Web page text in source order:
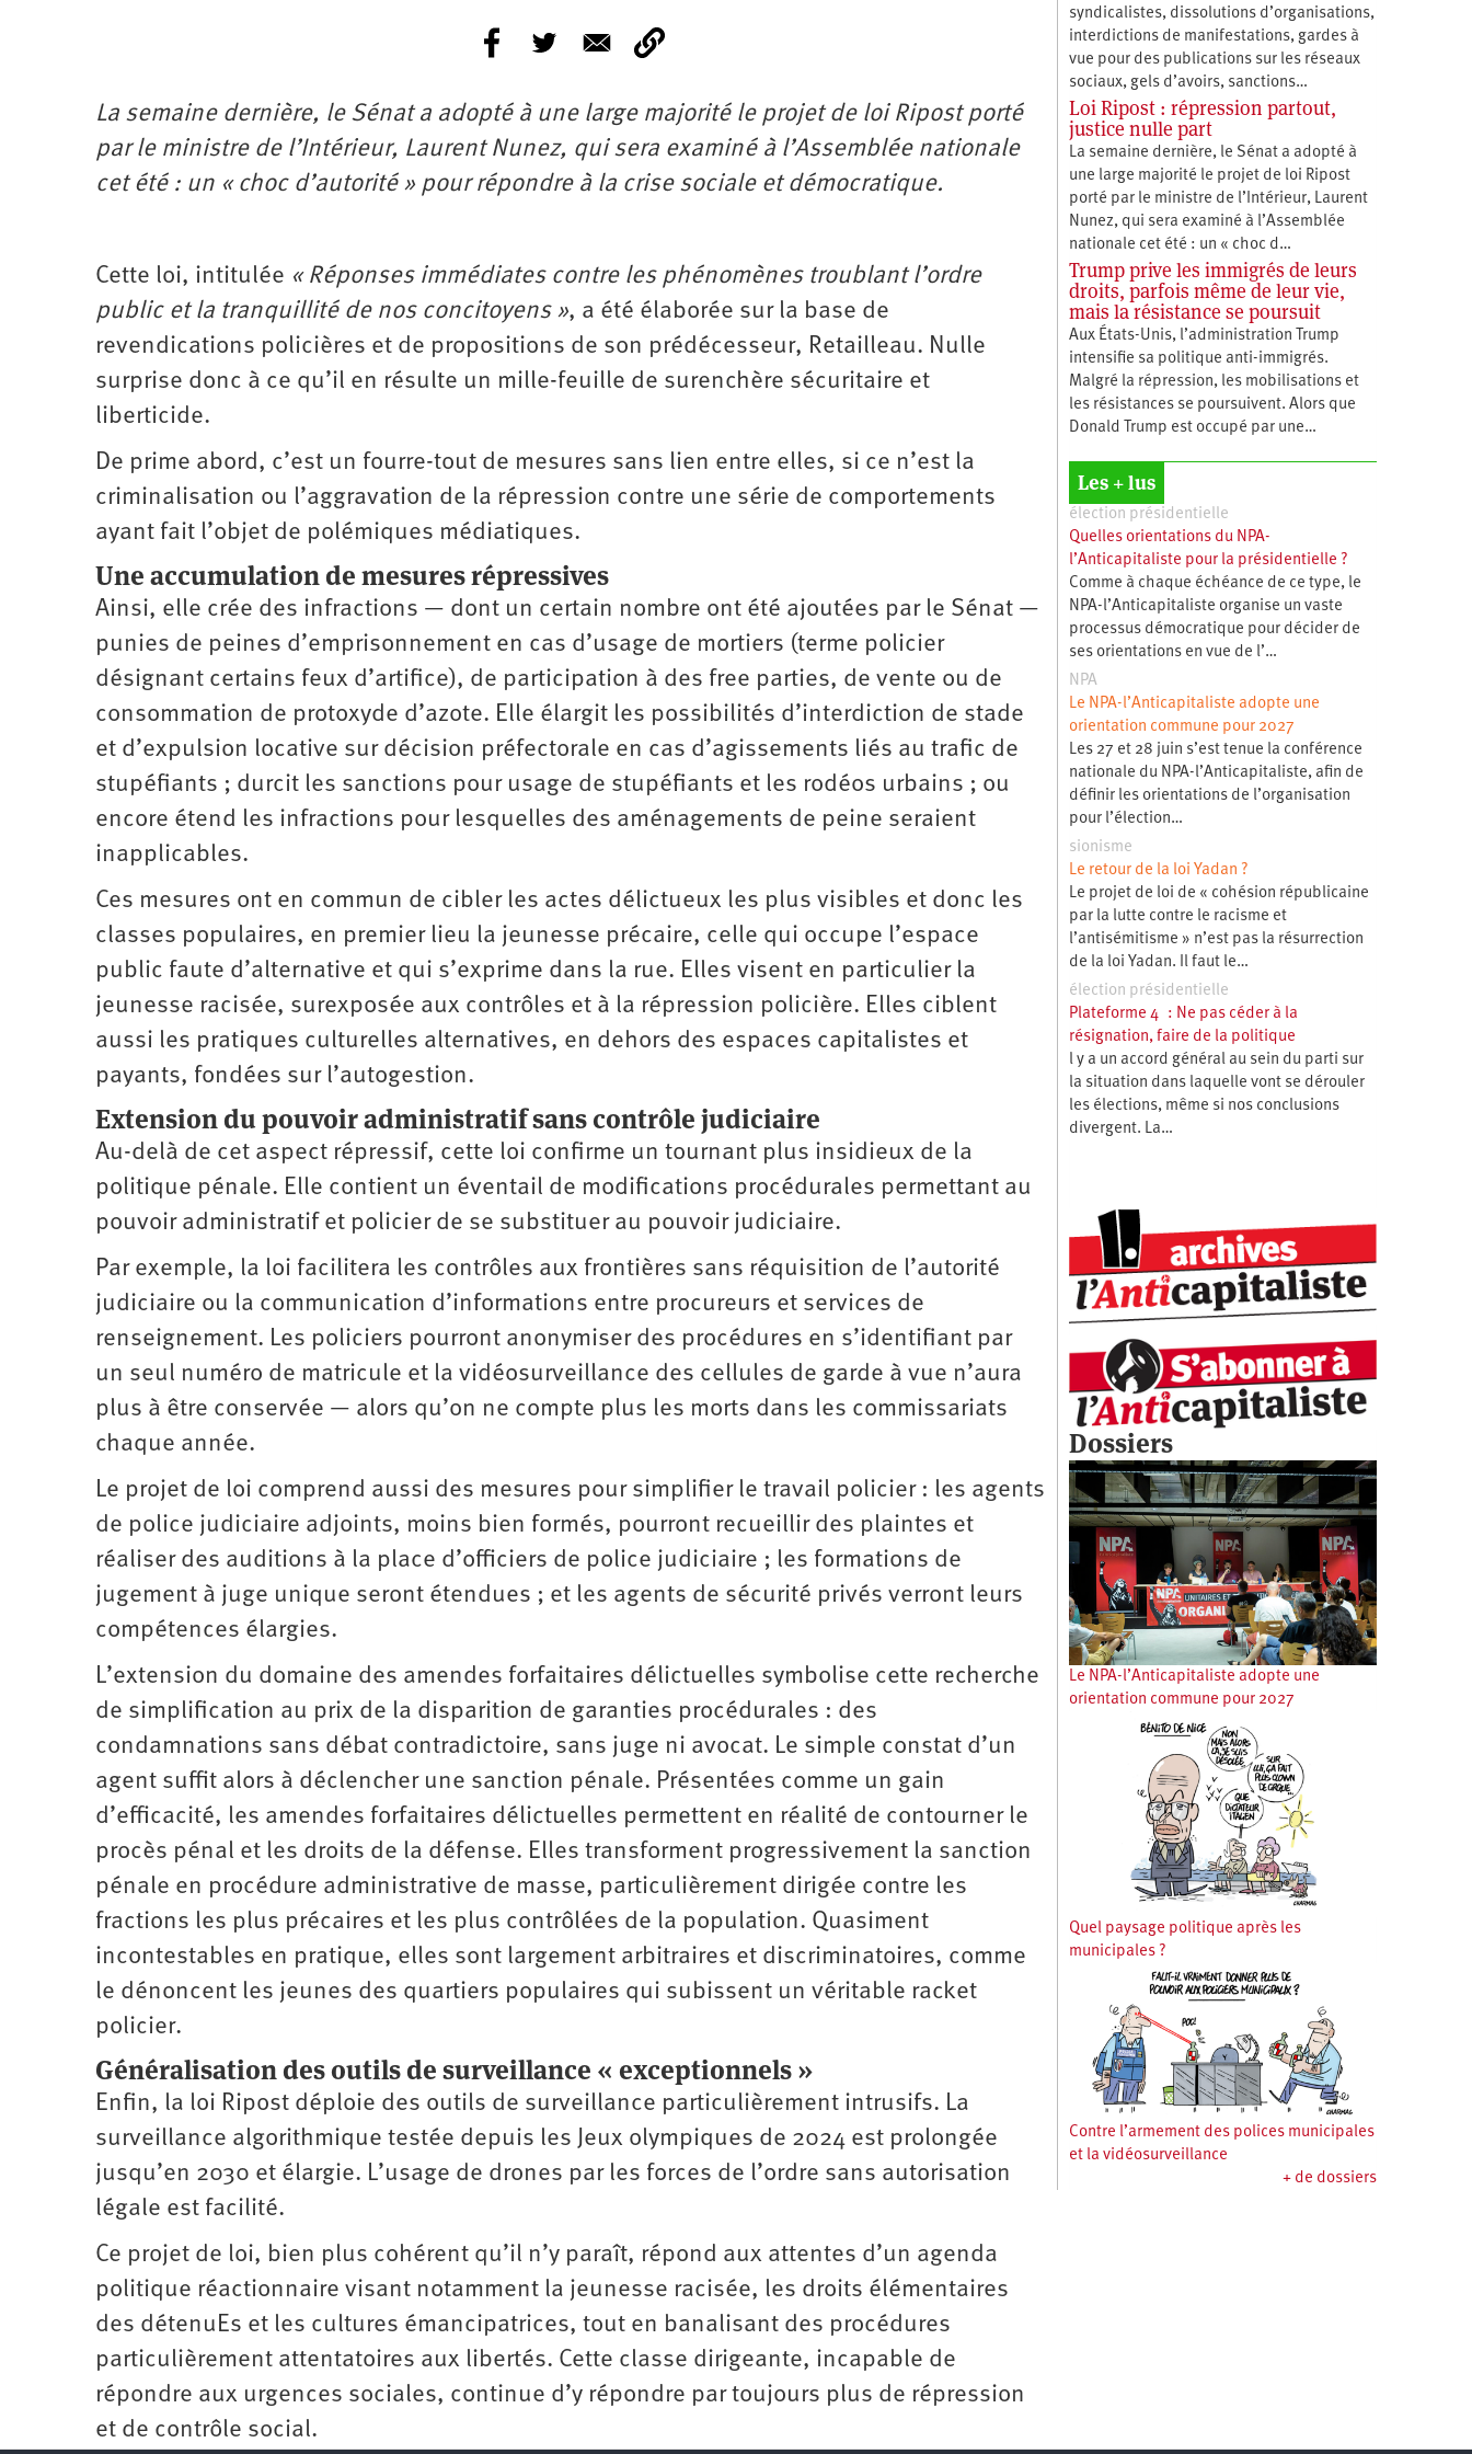
La semaine dernière, le Sénat a adopté à une large majorité le projet de loi Ripost porté
par le ministre de l’Intérieur, Laurent Nunez, qui sera examiné à l’Assemblée nationale
cet été : un « choc d’autorité » pour répondre à la crise sociale et démocratique.
Cette loi, intitulée « Réponses immédiates contre les phénomènes troublant l’ordre
public et la tranquillité de nos concitoyens », a été élaborée sur la base de
revendications policières et de propositions de son prédécesseur, Retailleau. Nulle
surprise donc à ce qu’il en résulte un mille-feuille de surenchère sécuritaire et
liberticide.
De prime abord, c’est un fourre-tout de mesures sans lien entre elles, si ce n’est la
criminalisation ou l’aggravation de la répression contre une série de comportements
ayant fait l’objet de polémiques médiatiques.
Une accumulation de mesures répressives
Ainsi, elle crée des infractions — dont un certain nombre ont été ajoutées par le Sénat —
punies de peines d’emprisonnement en cas d’usage de mortiers (terme policier
désignant certains feux d’artifice), de participation à des free parties, de vente ou de
consommation de protoxyde d’azote. Elle élargit les possibilités d’interdiction de stade
et d’expulsion locative sur décision préfectorale en cas d’agissements liés au trafic de
stupéfiants ; durcit les sanctions pour usage de stupéfiants et les rodéos urbains ; ou
encore étend les infractions pour lesquelles des aménagements de peine seraient
inapplicables.
Ces mesures ont en commun de cibler les actes délictueux les plus visibles et donc les
classes populaires, en premier lieu la jeunesse précaire, celle qui occupe l’espace
public faute d’alternative et qui s’exprime dans la rue. Elles visent en particulier la
jeunesse racisée, surexposée aux contrôles et à la répression policière. Elles ciblent
aussi les pratiques culturelles alternatives, en dehors des espaces capitalistes et
payants, fondées sur l’autogestion.
Extension du pouvoir administratif sans contrôle judiciaire
Au-delà de cet aspect répressif, cette loi confirme un tournant plus insidieux de la
politique pénale. Elle contient un éventail de modifications procédurales permettant au
pouvoir administratif et policier de se substituer au pouvoir judiciaire.
Par exemple, la loi facilitera les contrôles aux frontières sans réquisition de l’autorité
judiciaire ou la communication d’informations entre procureurs et services de
renseignement. Les policiers pourront anonymiser des procédures en s’identifiant par
un seul numéro de matricule et la vidéosurveillance des cellules de garde à vue n’aura
plus à être conservée — alors qu’on ne compte plus les morts dans les commissariats
chaque année.
Le projet de loi comprend aussi des mesures pour simplifier le travail policier : les agents
de police judiciaire adjoints, moins bien formés, pourront ­recueillir des plaintes et
réaliser des auditions à la place d’officiers de police judiciaire ; les formations de
jugement à juge unique seront étendues ; et les agents de sécurité privés verront leurs
compétences élargies.
L’extension du domaine des amendes forfaitaires délictuelles symbolise cette recherche
de simplification au prix de la disparition de garanties procédurales : des
condamnations sans débat contradictoire, sans juge ni avocat. Le simple constat d’un
agent suffit alors à déclencher une sanction pénale. Présentées comme un gain
d’efficacité, les amendes forfaitaires délictuelles permettent en réalité de contourner le
procès pénal et les droits de la défense. Elles transforment progressivement la sanction
pénale en procédure administrative de masse, particulièrement dirigée contre les
fractions les plus précaires et les plus contrôlées de la population. Quasiment
incontestables en pratique, elles sont largement arbitraires et discriminatoires, comme
le dénoncent les jeunes des quartiers populaires qui subissent un véritable racket
policier.
Généralisation des outils de surveillance « exceptionnels »
Enfin, la loi Ripost déploie des outils de surveillance particulièrement intrusifs. La
surveillance algorithmique testée depuis les Jeux olympiques de 2024 est prolongée
jusqu’en 2030 et élargie. L’usage de drones par les forces de l’ordre sans autorisation
légale est facilité.
Ce projet de loi, bien plus cohérent qu’il n’y paraît, répond aux attentes d’un agenda
politique réactionnaire visant notamment la jeunesse racisée, les droits élémentaires
des détenuEs et les cultures émancipatrices, tout en banalisant des procédures
particulièrement attentatoires aux libertés. Cette classe dirigeante, incapable de
répondre aux urgences sociales, continue d’y répondre par toujours plus de répression
et de contrôle social.
syndicalistes, dissolutions d’organisations,
interdictions de manifestations, gardes à
vue pour des publications sur les réseaux
sociaux, gels d’avoirs, sanctions…
Loi Ripost : répression partout,
justice nulle part
La semaine dernière, le Sénat a adopté à
une large majorité le projet de loi Ripost
porté par le ministre de l’Intérieur, Laurent
Nunez, qui sera examiné à l’Assemblée
nationale cet été : un « choc d…
Trump prive les immigrés de leurs
droits, parfois même de leur vie,
mais la résistance se poursuit
Aux États-Unis, l’administration Trump
intensifie sa politique anti-immigrés.
Malgré la répression, les mobilisations et
les résistances se poursuivent. Alors que
Donald Trump est occupé par une…
Les + lus
élection présidentielle
Quelles orientations du NPA-
l’Anticapitaliste pour la présidentielle ?
Comme à chaque échéance de ce type, le
NPA-l’Anticapitaliste organise un vaste
processus démocratique pour décider de
ses orientations en vue de l’…
NPA
Le NPA-l’Anticapitaliste adopte une
orientation commune pour 2027
Les 27 et 28 juin s’est tenue la conférence
nationale du NPA-l’Anticapitaliste, afin de
définir les orientations de l’organisation
pour l’élection…
sionisme
Le retour de la loi Yadan ?
Le projet de loi de « cohésion républicaine
par la lutte contre le racisme et
l’antisémitisme » n’est pas la résurrection
de la loi Yadan. Il faut le…
élection présidentielle
Plateforme 4 : Ne pas céder à la
résignation, faire de la politique
l y a un accord général au sein du parti sur
la situation dans laquelle vont se dérouler
les élections, même si nos conclusions
divergent. La…
Dossiers
Le NPA-l’Anticapitaliste adopte une
orientation commune pour 2027
Quel paysage politique après les
municipales ?
Contre l’armement des polices municipales
et la vidéosurveillance
+ de dossiers